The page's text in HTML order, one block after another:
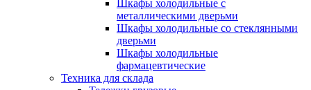
Шкафы холодильные с
металлическими дверьми
Шкафы холодильные со стеклянными
дверьми
Шкафы холодильные
фармацевтические
Техника для склада